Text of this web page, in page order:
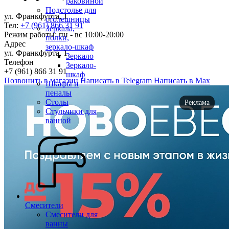
Подстолье для
столешницы
Зеркала,
полки,
зеркало-шкаф
Зеркало
Зеркало-
шкаф
Шкафы и
пеналы
Столы
Стульчики для
ванной
Смесители
Смесители для
ванны
ул. Франкфурта, 1
Тел: +7 (961) 866 31 91
Режим работы: пн - вс 10:00-20:00
Адрес
ул. Франкфурта, 1
Телефон
+7 (961) 866 31 91
Позвонить в магазин Написать в Telegram Написать в Max
Реклама